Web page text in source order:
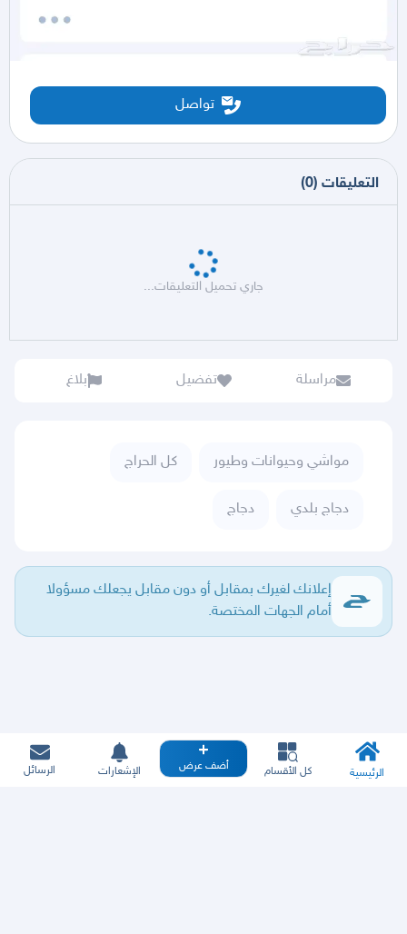
تواصل
التعليقات (
0
)
جاري تحميل التعليقات...
مراسلة تفضيل بلاغ
مواشي وحيوانات وطيور كل الحراج
دجاج بلدي دجاج
إعلانك لغيرك بمقابل أو دون مقابل يجعلك مسؤولا
أمام الجهات المختصة.
الرئيسية كل الأقسام أضف عرض الإشعارات الرسائل